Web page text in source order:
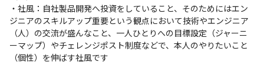
・社風：自社製品開発へ投資をしていること、そのためにはエン
ジニアのスキルアップ重要という観点において技術やエンジニア
（人）の交流が盛んなこと、一人ひとりへの目標設定（ジャーニ
ーマップ）やチェレンジポスト制度などで、本人のやりたいこと
（個性）を伸ばす社風です